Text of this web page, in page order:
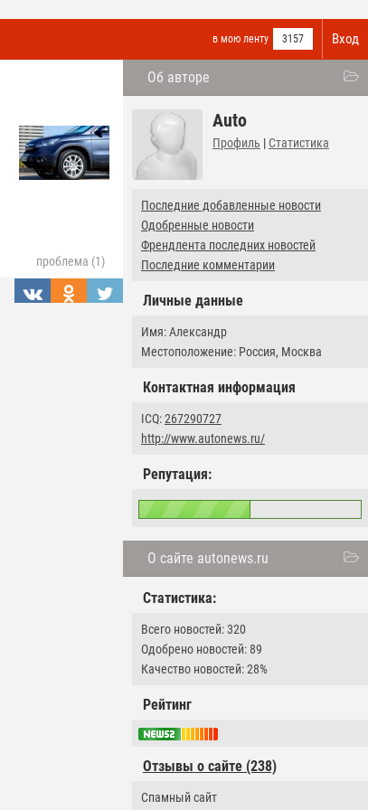
Вход
в мою ленту 3157
Об авторе
Auto
Профиль | Статистика
Последние добавленные новости
Одобренные новости
Френдлента последних новостей
Последние комментарии
Личные данные
Имя: Александр
Местоположение: Россия, Москва
Контактная информация
ICQ:267290727
http://www.autonews.ru/
Репутация:
О сайте autonews.ru
Статистика:
Всего новостей: 320
Одобрено новостей: 89
Качество новостей: 28%
Рейтинг
Отзывы о сайте (238)
Cпамный сайт
проблема (1)